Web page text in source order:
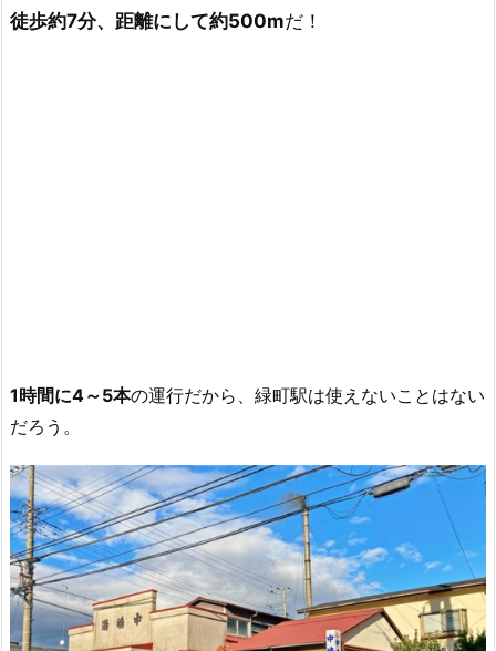
徒歩約7分、距離にして約500mだ！
1時間に4～5本の運行だから、緑町駅は使えないことはない
だろう。